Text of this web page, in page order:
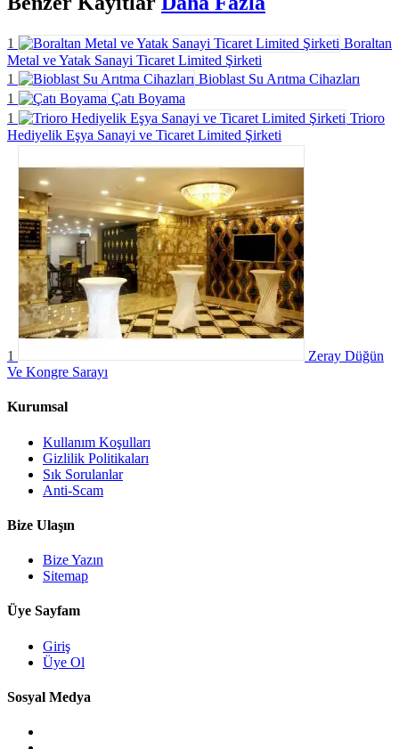
1
Boraltan
Metal ve Yatak Sanayi Ticaret Limited Şirketi
1
Bioblast Su Arıtma Cihazları
1
Çatı Boyama
1
Trioro
Hediyelik Eşya Sanayi ve Ticaret Limited Şirketi
1
Zeray Düğün
Ve Kongre Sarayı
Kurumsal
Kullanım Koşulları
Gizlilik Politikaları
Sık Sorulanlar
Anti-Scam
Bize Ulaşın
Bize Yazın
Sitemap
Üye Sayfam
Giriş
Üye Ol
Sosyal Medya